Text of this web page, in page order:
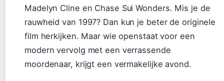
Madelyn Cline en Chase Sui Wonders. Mis je de
rauwheid van 1997? Dan kun je beter de originele
film herkijken. Maar wie openstaat voor een
modern vervolg met een verrassende
moordenaar, krijgt een vermakelijke avond.